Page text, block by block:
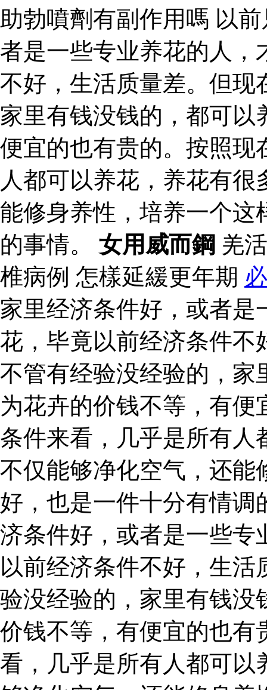
助勃噴劑有副作用嗎 以
者是一些专业养花的人，
不好，生活质量差。但现
家里有钱没钱的，都可
便宜的也有贵的。按照现
人都可以养花，养花有
能修身养性，培养一个这
的事情。 女用威而鋼 羌
椎病例 怎樣延緩更年期
家里经济条件好，或者
花，毕竟以前经济条件不
不管有经验没经验的，家
为花卉的价钱不等，有
条件来看，几乎是所有人
不仅能够净化空气，还能
好，也是一件十分有情调
济条件好，或者是一些专
以前经济条件不好，生
验没经验的，家里有钱没
价钱不等，有便宜的也有
看，几乎是所有人都可以